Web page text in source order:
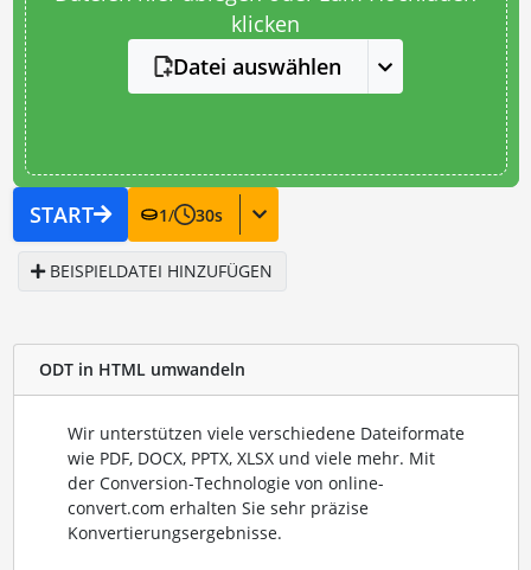
klicken
Datei auswählen
START 1/ 30s
BEISPIELDATEI HINZUFÜGEN
ODT in HTML umwandeln
Wir unterstützen viele verschiedene Dateiformate
wie PDF, DOCX, PPTX, XLSX und viele mehr. Mit
der Conversion-Technologie von online-
convert.com erhalten Sie sehr präzise
Konvertierungsergebnisse.